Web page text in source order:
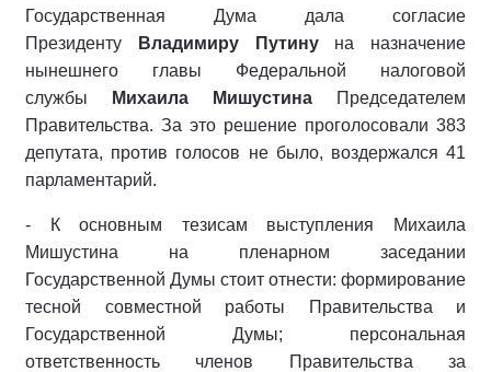
Государственная Дума дала согласие
Президенту
Владимиру Путинуна назначение
нынешнего главы Федеральной налоговой
службы
Михаила Мишустина Председателем
Правительства. За это решение проголосовали 383
депутата, против голосов не было, воздержался 41
парламентарий.
- К основным тезисам выступления Михаила
Мишустина на пленарном заседании
Государственной Думы стоит отнести: формирование
тесной совместной работы Правительства и
Государственной Думы; персональная
ответственность членов Правительства за